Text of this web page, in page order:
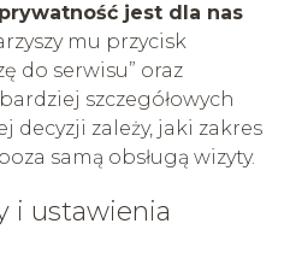
jest dla nas
mu przycisk
do serwisu” oraz
szczegółowych
decyzji zależy, jaki zakres
samą obsługą wizyty.
i ustawienia